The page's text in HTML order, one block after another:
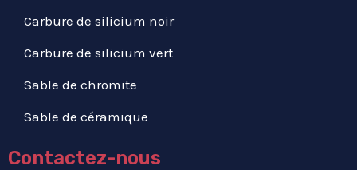
Carbure de silicium noir
Carbure de silicium vert
Sable de chromite
Sable de céramique
Contactez-nous